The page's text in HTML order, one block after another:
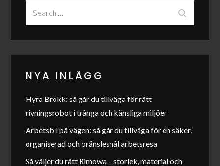
NYA INLÄGG
Hyra Brokk: så går du tillväga för rätt
rivningsrobot i trånga och känsliga miljöer
Arbetsbil på vägen: så går du tillväga för en säker,
organiserad och bränslesnål arbetsresa
Så väljer du rätt Rimowa – storlek, material och